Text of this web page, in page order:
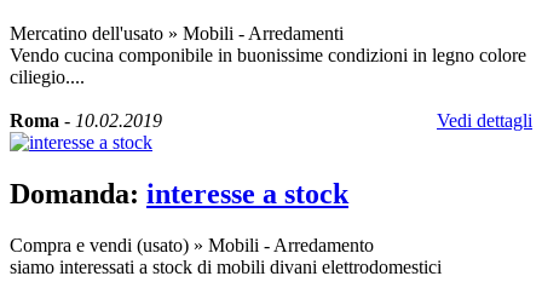
Mercatino dell'usato » Mobili - Arredamenti
Vendo cucina componibile in buonissime condizioni in legno colore
ciliegio....
Roma - 10.02.2019 Vedi dettagli
Domanda: interesse a stock
Compra e vendi (usato) » Mobili - Arredamento
siamo interessati a stock di mobili divani elettrodomestici